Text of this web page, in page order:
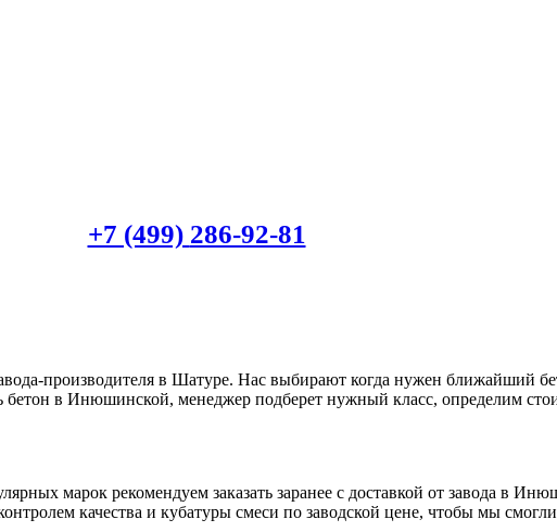
+7 (499) 286-92-81
производителя в Шатуре. Нас выбирают когда нужен ближайший
бетон в Инюшинской, менеджер подберет нужный класс, определим
марок рекомендуем заказать заранее с доставкой от завода в
качества и кубатуры смеси по заводской цене, чтобы мы смогли